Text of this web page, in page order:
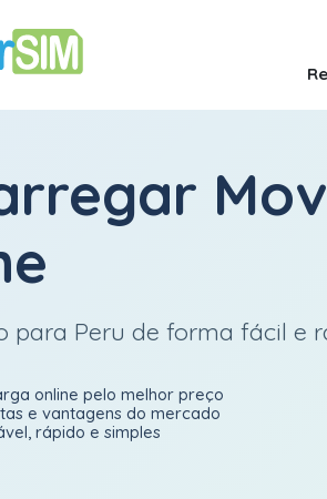
para Peru de forma fácil e
online pelo melhor preço
e vantagens do mercado
rápido e simples